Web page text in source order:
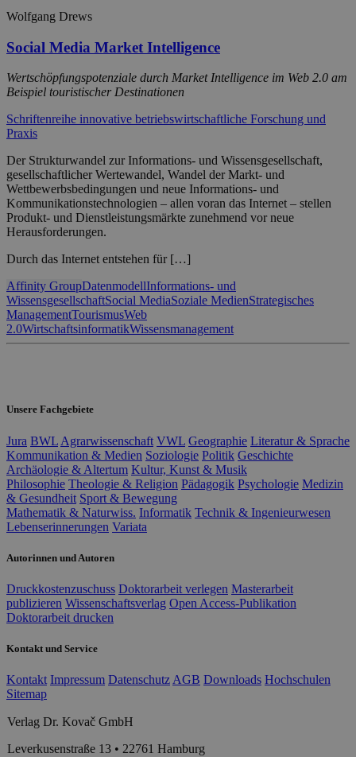
Wolfgang Drews
Social Media Market Intelligence
Wertschöpfungspotenziale durch Market Intelligence im Web 2.0 am
Beispiel touristischer Destinationen
Schriftenreihe innovative betriebswirtschaftliche Forschung und
Praxis
Der Strukturwandel zur Informations- und Wissensgesellschaft,
gesellschaftlicher Wertewandel, Wandel der Markt- und
Wettbewerbsbedingungen und neue Informations- und
Kommunikationstechnologien – allen voran das Internet – stellen
Produkt- und Dienstleistungsmärkte zunehmend vor neue
Herausforderungen.
Durch das Internet entstehen für […]
Affinity GroupDatenmodellInformations- und
WissensgesellschaftSocial MediaSoziale MedienStrategisches
ManagementTourismusWeb
2.0WirtschaftsinformatikWissensmanagement
Unsere Fachgebiete
Jura BWL Agrarwissenschaft VWL Geographie Literatur & Sprache
Kommunikation & Medien Soziologie Politik Geschichte
Archäologie & Altertum Kultur, Kunst & Musik
Philosophie Theologie & Religion Pädagogik Psychologie Medizin
& Gesundheit Sport & Bewegung
Mathematik & Naturwiss. Informatik Technik & Ingenieurwesen
Lebenserinnerungen Variata
Autorinnen und Autoren
Druckkostenzuschuss Doktorarbeit verlegen Masterarbeit
publizieren Wissenschaftsverlag Open Access-Publikation
Doktorarbeit drucken
Kontakt und Service
Kontakt Impressum Datenschutz AGB Downloads Hochschulen
Sitemap
Verlag Dr. Kovač GmbH
Leverkusenstraße 13 • 22761 Hamburg